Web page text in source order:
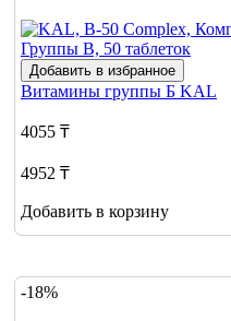
Добавить в избранное
Витамины группы Б KAL
4055 ₸
4952 ₸
Добавить в корзину
-18%